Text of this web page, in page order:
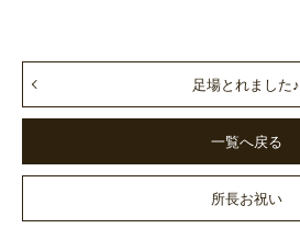
足場とれました♪
一覧へ戻る
所長お祝い